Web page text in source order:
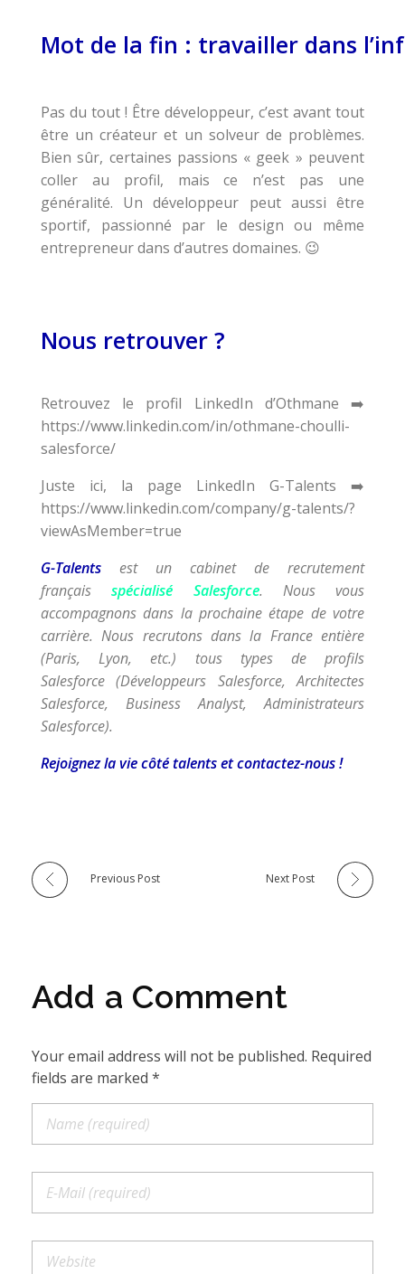
Mot de la fin : travailler dans
Pas du tout ! Être développeur, c’est avant tout
être un créateur et un solveur de problèmes.
Bien sûr, certaines passions « geek » peuvent
coller au profil, mais ce n’est pas une
généralité. Un développeur peut aussi être
sportif, passionné par le design ou même
entrepreneur dans d’autres domaines. 😉
Nous retrouver ?
Retrouvez le profil LinkedIn d’Othmane ➡️
https://www.linkedin.com/in/othmane-choulli-
salesforce/
Juste ici, la page LinkedIn G-Talents ➡️
https://www.linkedin.com/company/g-talents/?
viewAsMember=true
G-Talents est un cabinet de recrutement
françaisspécialisé Salesforce. Nous vous
accompagnons dans la prochaine étape de votre
carrière. Nous recrutons dans la France entière
(Paris, Lyon, etc.) tous types de profils
Salesforce (Développeurs Salesforce, Architectes
Salesforce, Business Analyst, Administrateurs
Salesforce).
Rejoignez la vie côté talents et contactez-nous !
Previous Post Next Post
Add a Comment
Your email address will not be published. Required
fields are marked *